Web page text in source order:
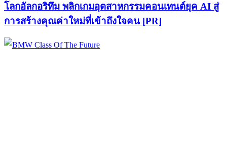
โลกอัลกอริทึม พลิกเกมอุตสาหกรรมคอนเทนต์ยุค AI สู่
การสร้างคุณค่าใหม่ที่เข้าถึงใจคน [PR]